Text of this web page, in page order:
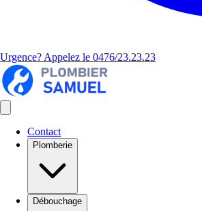
Urgence? Appelez le 0476/23.23.23
Contact
Plomberie
Débouchage